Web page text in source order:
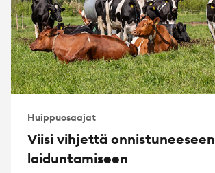
Huippuosaajat
Viisi vihjettä onnistuneeseen
laiduntamiseen